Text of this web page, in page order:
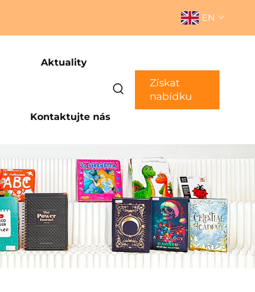
EN
Aktuality
Kontaktujte nás
Získat
nabídku